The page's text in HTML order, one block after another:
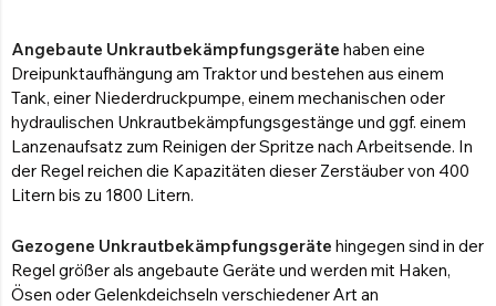
Angebaute Unkrautbekämpfungsgeräte haben eine
Dreipunktaufhängung am Traktor und bestehen aus einem
Tank, einer Niederdruckpumpe, einem mechanischen oder
hydraulischen Unkrautbekämpfungsgestänge und ggf. einem
Lanzenaufsatz zum Reinigen der Spritze nach Arbeitsende. In
der Regel reichen die Kapazitäten dieser Zerstäuber von 400
Litern bis zu 1800 Litern.
Gezogene Unkrautbekämpfungsgeräte hingegen sind in der
Regel größer als angebaute Geräte und werden mit Haken,
Ösen oder Gelenkdeichseln verschiedener Art an